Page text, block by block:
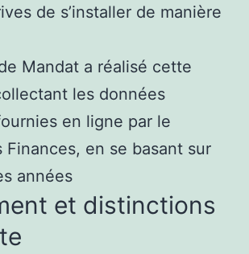
de s’installer de manière
Mandat a réalisé cette
les données
en ligne par le
Finances, en se basant sur
années
et distinctions